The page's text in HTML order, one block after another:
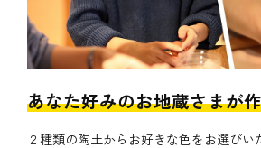
あなた好みのお地蔵さまが
２種類の陶土からお好きな色をお選びい